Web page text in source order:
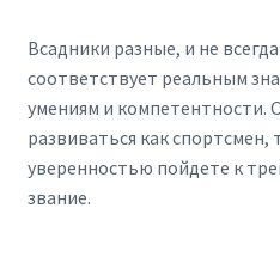
Всадники разные, и не
соответствует реальным
умениям и компетентности.
развиваться как спортсмен,
уверенностью пойдете к
звание.